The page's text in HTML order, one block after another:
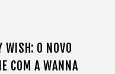
WISH: O NOVO
COM A WANNA